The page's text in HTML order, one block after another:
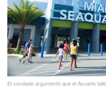
El condado argumentó que el Acuario